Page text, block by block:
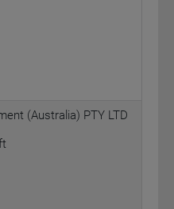
(Australia) PTY LTD